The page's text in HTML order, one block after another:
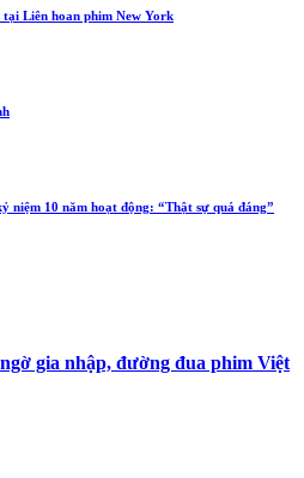
Liên hoan phim New York
10 năm hoạt động: “Thật sự quá đáng”
gia nhập, đường đua phim Việt